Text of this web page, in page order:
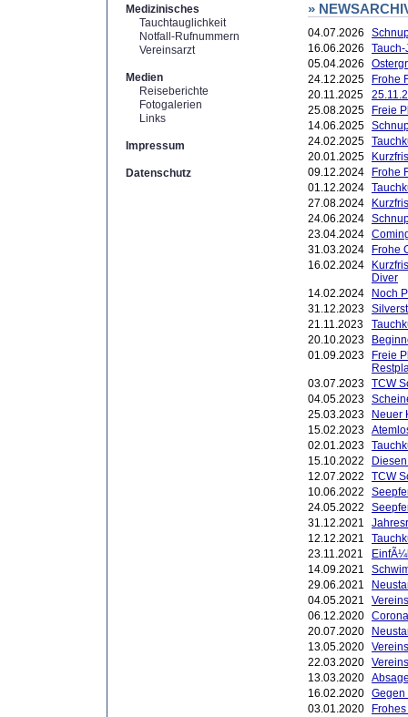
Medizinisches
Tauchtauglichkeit
Notfall-Rufnummern
Vereinsarzt
Medien
Reiseberichte
Fotogalerien
Links
Impressum
Datenschutz
»
04.07.2026
16.06.2026
05.04.2026
24.12.2025
Frohe
20.11.2025
25.08.2025
Freie
14.06.2025
24.02.2025
20.01.2025
09.12.2024
Frohe
01.12.2024
27.08.2024
24.06.2024
23.04.2024
31.03.2024
Frohe
16.02.2024
Diver
14.02.2024
Noch
31.12.2023
21.11.2023
20.10.2023
01.09.2023
Freie
03.07.2023 TCW
04.05.2023
25.03.2023
Neuer
15.02.2023
02.01.2023
15.10.2022
12.07.2022
TCW
10.06.2022
24.05.2022
31.12.2021
12.12.2021
23.11.2021
14.09.2021
29.06.2021
04.05.2021
06.12.2020
20.07.2020
13.05.2020
22.03.2020
13.03.2020
16.02.2020 Gegen
03.01.2020